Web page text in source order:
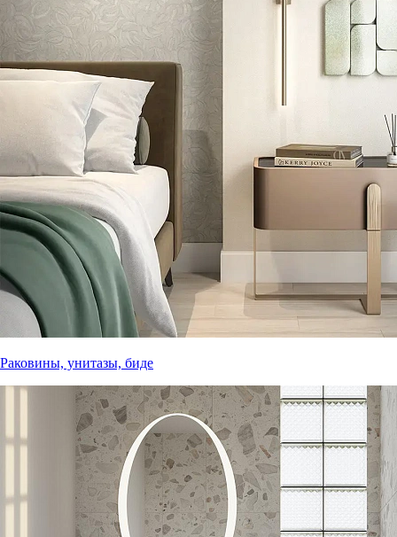
Раковины, унитазы, биде